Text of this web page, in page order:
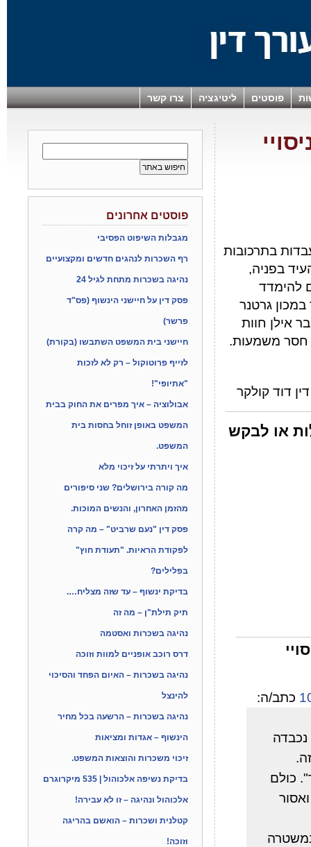
פוסטים ליטיגציה צרו קשר
בתרכובות
בפניה,
להימדד
גרטנר
אילן חוות
חסר משמעות.
דוד קולקר
או לבקש
כתב/ה:
נכבדה
כולם
פוסטים אחרונים
מגבלות השיפוט הפסיבי
רף השכרות לנהגים חדשים ומקצועיים
נהיגה בשכרות מתחת לגיל 24
פסק דין על חיישני הינשוף (פס"ד
פרשר)
חיישני בית המשפט השתבשו (בקורת)
לזייף פרוטוקול – רק לא לזכות
"אתיופי"!
אבולוציה – איך מפרים את החוק בבית
המשפט באופן זוחל בחסות בית
המשפט.
איך ויתרתי על זיכוי מלא
מה קורה בירושלים? שני סיפורים
מהזמן האחרון, והנשים המוכות.
פסק דין "נעם שרביט" – מה קרה
לפקודת הראיות. "תעודת חוץ"
בפלילים?
בדיקת ינשוף – עד שזה מצליח….
תיק תילת"ן – מה זה
נהיגה בשכרות ואסטמה
דרס רוכב אופניים למוות וזוכה
נהיגה בשכרות – האיום הפחד והסיכוי
להינצל
נהיגה בשכרות – הרשעה בכל מחיר
הינשוף – אגדות ומציאות
זיכוי משכרות והוצאות המשפט.
בדיקת נשיפה אלכוהול | 535 מיקרוגרם
אלכוהול ונהיגה – זו לא עבירה!
קטלנית ושכרות – הואשם בהריגה
וזוכה!